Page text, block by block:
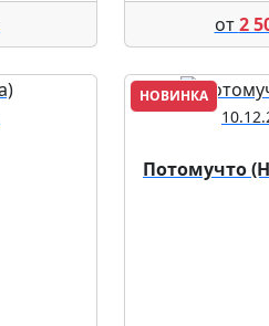
от2
НОВИНКА
Потомучто